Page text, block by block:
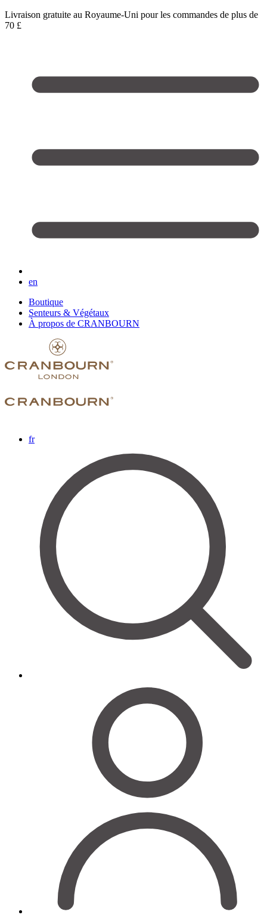
Livraison gratuite au Royaume-Uni pour les commandes de plus de
70 £
en
Boutique
Senteurs & Végétaux
À propos de CRANBOURN
fr